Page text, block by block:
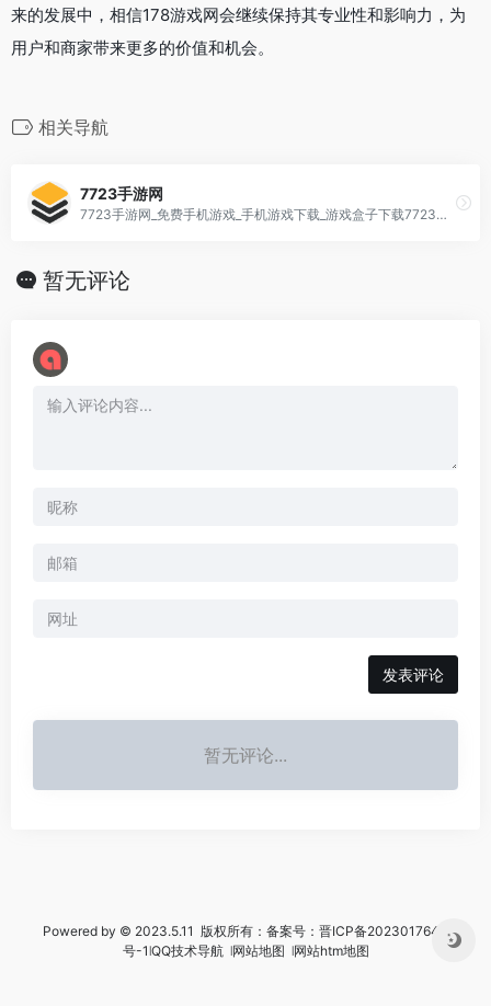
来的发展中，相信178游戏网会继续保持其专业性和影响力，为
用户和商家带来更多的价值和机会。
相关导航
7723手游网
7723手游网_免费手机游戏_手机游戏下载_游戏盒子下载7723手游网是免费的安卓手游下载网站，7723游戏[…]
暂无评论
暂无评论...
Powered by © 2023.5.11 版权所有：备案号： 晋ICP备2023017644
号-1꘡QQ技术导航꘡网站地图 ꘡网站htm地图